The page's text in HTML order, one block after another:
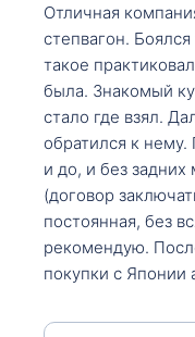
Отличная
степвагон.
такое
была. Знакомый
стало где взял.
обратился к нему.
и до, и без
(договор
постоянная, без
рекомендую.
покупки с Японии
что заполнить,